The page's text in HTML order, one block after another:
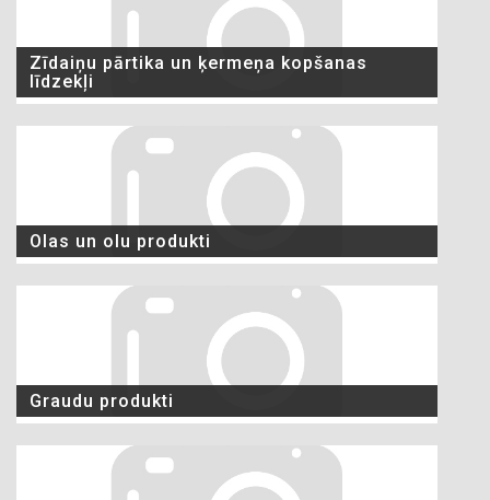
Zīdaiņu pārtika un ķermeņa kopšanas
līdzekļi
Olas un olu produkti
Graudu produkti